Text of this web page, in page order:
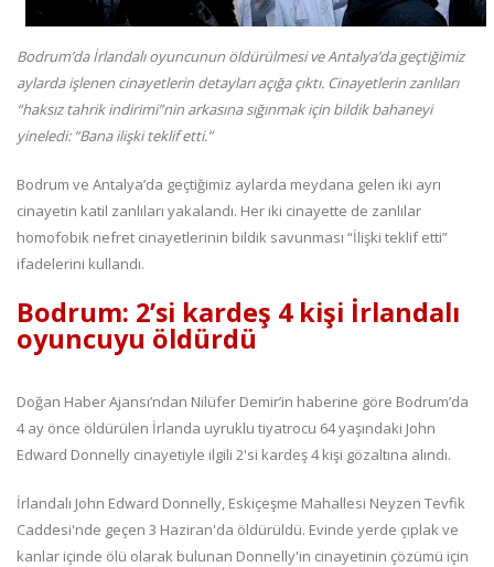
Bodrum’da İrlandalı oyuncunun öldürülmesi ve Antalya’da geçtiğimiz
aylarda işlenen cinayetlerin detayları açığa çıktı. Cinayetlerin zanlıları
“haksız tahrik indirimi”nin arkasına sığınmak için bildik bahaneyi
yineledi: “Bana ilişki teklif etti.”
Bodrum ve Antalya’da geçtiğimiz aylarda meydana gelen iki ayrı
cinayetin katil zanlıları yakalandı. Her iki cinayette de zanlılar
homofobik nefret cinayetlerinin bildik savunması “İlişki teklif etti”
ifadelerini kullandı.
Bodrum: 2’si kardeş 4 kişi İrlandalı
oyuncuyu öldürdü
Doğan Haber Ajansı’ndan Nilüfer Demir’in haberine göre Bodrum’da
4 ay önce öldürülen İrlanda uyruklu tiyatrocu 64 yaşındaki John
Edward Donnelly cinayetiyle ilgili 2'si kardeş 4 kişi gözaltına alındı.
İrlandalı John Edward Donnelly, Eskiçeşme Mahallesi Neyzen Tevfik
Caddesi'nde geçen 3 Haziran'da öldürüldü. Evinde yerde çıplak ve
kanlar içinde ölü olarak bulunan Donnelly'in cinayetinin çözümü için